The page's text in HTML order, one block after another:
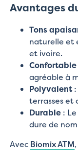
Avantages
Tons
naturelle et
et ivoire.
Confortable
agréable à
Polyvalent:
terrasses et
Durable :
dure de
Avec Biomix ATM